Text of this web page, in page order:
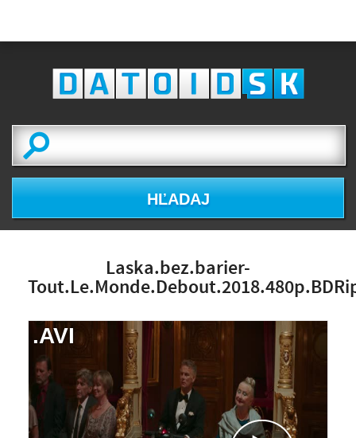
HĽADAJ
Laska.bez.barier-
NIE JE K DISPOZÍCII
.AVI